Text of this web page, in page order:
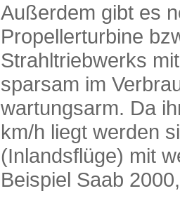
Außerdem gibt es
Propellerturbine
Strahltriebwerks
sparsam im
wartungsarm. Da
km/h liegt werden
(Inlandsflüge) mit
Beispiel Saab